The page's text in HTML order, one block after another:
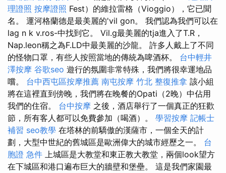
理證照 按摩證照 Fest）的維拉雷格（Vioggio），它已聞
名。 運河格蘭德是最美麗的'vil gon。 我們認為我們可以在
lag n k v.ros-中找到它。 Vil.g最美麗的tja進入了T.R，
Nap.leon稱之為F.LD中最美麗的沙龍。 許多人戴上了不同
的怪物口罩，有些人按照當地的傳統為啤酒杯。 台中輕井
澤按摩 谷歌seo 遊行的氛圍非常特殊，我們將很幸運地品
嚐。 台中西屯區按摩推薦 南屯按摩 竹北 整復推拿 該小組
將在這裡直到傍晚，我們將在晚餐的Opati（2晚）中佔用
我們的住宿。 台中按摩 之後，酒店舉行了一個真正的狂歡
節，所有客人都可以免費參加（喝酒）。 學習按摩 記帳士
補習 seo教學 在塔林的前驕傲的漢薩市，一個全天的計
劃，大型中世紀的舊城區是歐洲偉大的城市經歷之一。 台
胞證 急件 上城區是大教堂和東正教大教堂，兩個look望方
在下城區和港口遍布巨大的牆壁和堡壘。 這是我們家園最